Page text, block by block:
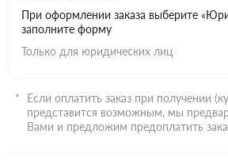
При оформлении заказа выберите
заполните форму
Только для юридических лиц
Если оплатить заказ при получении
представится возможным, мы
Вами и предложим предоплатить